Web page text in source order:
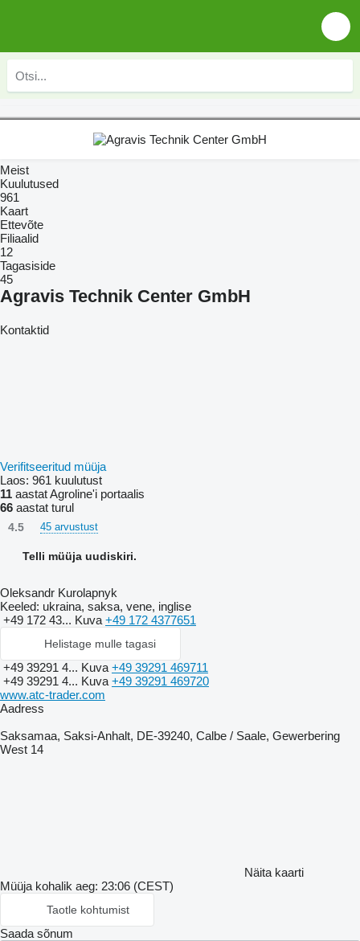
Meist
Kuulutused
961
Kaart
Ettevõte
Filiaalid
12
Tagasiside
45
Agravis Technik Center GmbH
Kontaktid
Verifitseeritud müüja
Laos: 961 kuulutust
11 aastat Agroline'i portaalis
66 aastat turul
4.5 45 arvustust
Telli müüja uudiskiri.
Oleksandr Kurolapnyk
Keeled: ukraina, saksa, vene, inglise
+49 172 43... Kuva +49 172 4377651
Helistage mulle tagasi
+49 39291 4... Kuva +49 39291 469711
+49 39291 4... Kuva +49 39291 469720
www.atc-trader.com
Aadress
Saksamaa, Saksi-Anhalt, DE-39240, Calbe / Saale, Gewerbering
West 14
Näita kaarti
Müüja kohalik aeg: 23:06 (CEST)
Taotle kohtumist
Saada sõnum